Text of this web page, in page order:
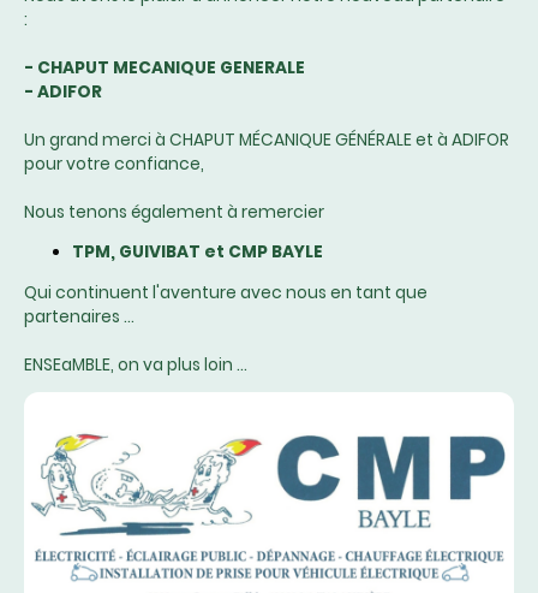
:
- CHAPUT MECANIQUE GENERALE
- ADIFOR
Un grand merci à CHAPUT MÉCANIQUE GÉNÉRALE et à ADIFOR
pour votre confiance,
Nous tenons également à remercier
TPM, GUIVIBAT et CMP BAYLE
Qui continuent l'aventure avec nous en tant que
partenaires ...
ENSEaMBLE, on va plus loin ...